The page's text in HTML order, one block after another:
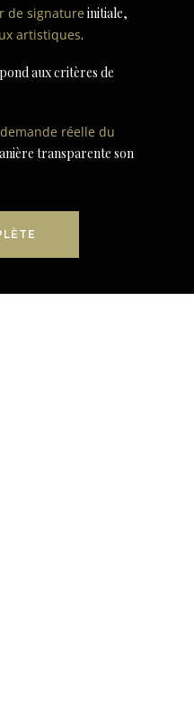
de signature initiale,
artistiques.
aux critères de
demande réelle du
transparente son